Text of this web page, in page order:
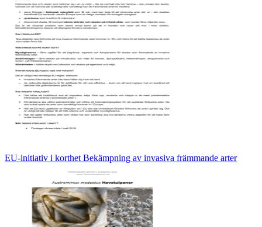
EU-initiativ i korthet Bekämpning av invasiva främmande arter